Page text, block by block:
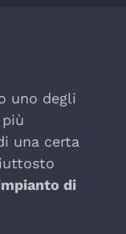
uno degli
una certa
di